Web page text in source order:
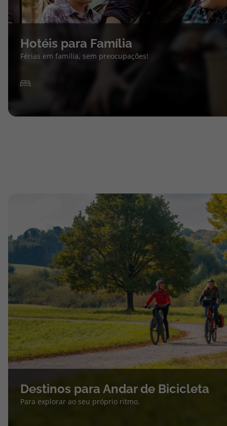
Hotéis para Família
Férias em família, sem preocupações!
Destinos para Andar de Bicicleta
Para explorar ao seu próprio ritmo.